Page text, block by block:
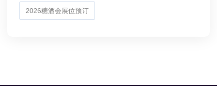
2026糖酒会展位预订